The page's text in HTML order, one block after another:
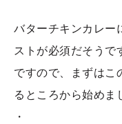
バターチキンカレー
ストが必須だそうで
ですので、まずはこ
るところから始めま
・